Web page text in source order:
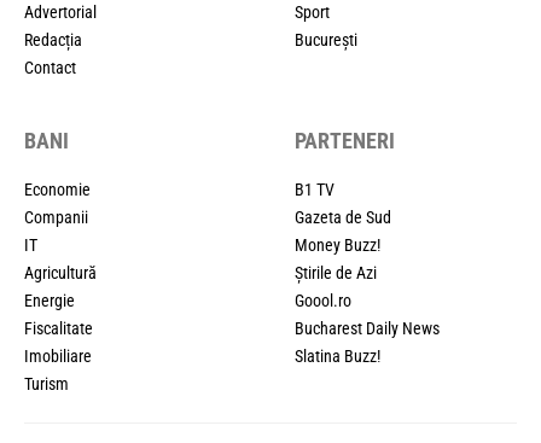
Advertorial
Redacția
Contact
Sport
București
BANI
Economie
Companii
IT
Agricultură
Energie
Fiscalitate
Imobiliare
Turism
PARTENERI
B1 TV
Gazeta de Sud
Money Buzz!
Știrile de Azi
Goool.ro
Bucharest Daily News
Slatina Buzz!